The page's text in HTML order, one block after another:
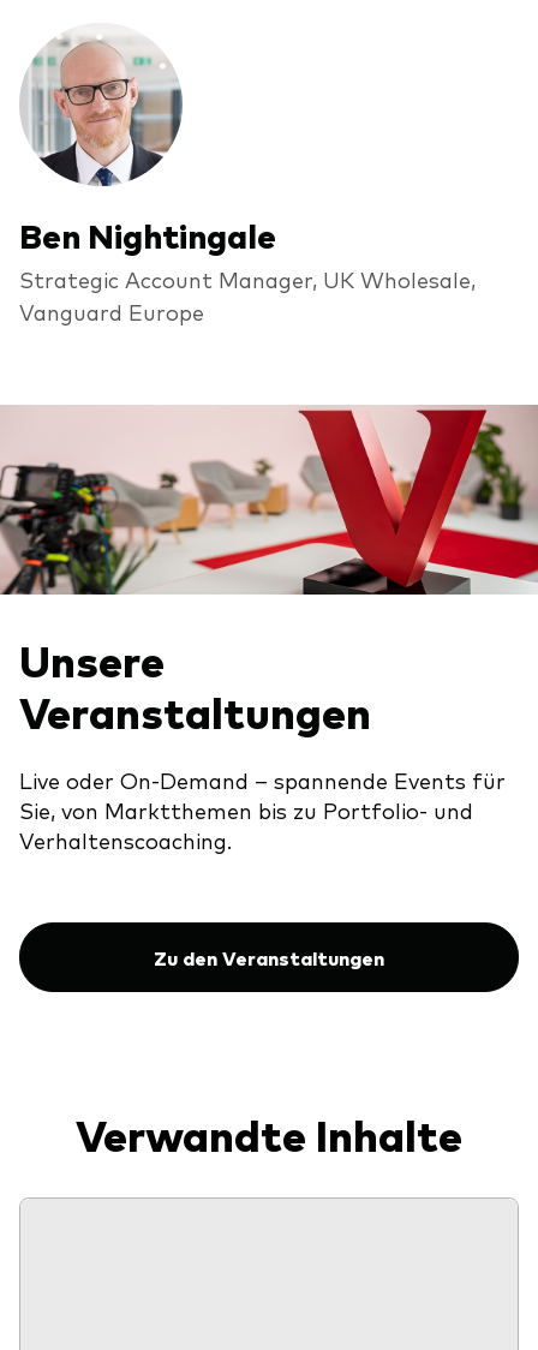
Ben Nightingale
Strategic Account Manager, UK Wholesale,
Vanguard Europe
Unsere
Veranstaltungen
Live oder On-Demand – spannende Events für
Sie, von Marktthemen bis zu Portfolio- und
Verhaltenscoaching.
Zu den Veranstaltungen
Verwandte Inhalte